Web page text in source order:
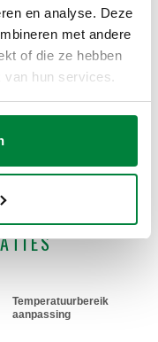
en analyse. Deze
met andere
of die ze hebben
van hun services.
Temperatuurbereik
aanpassing